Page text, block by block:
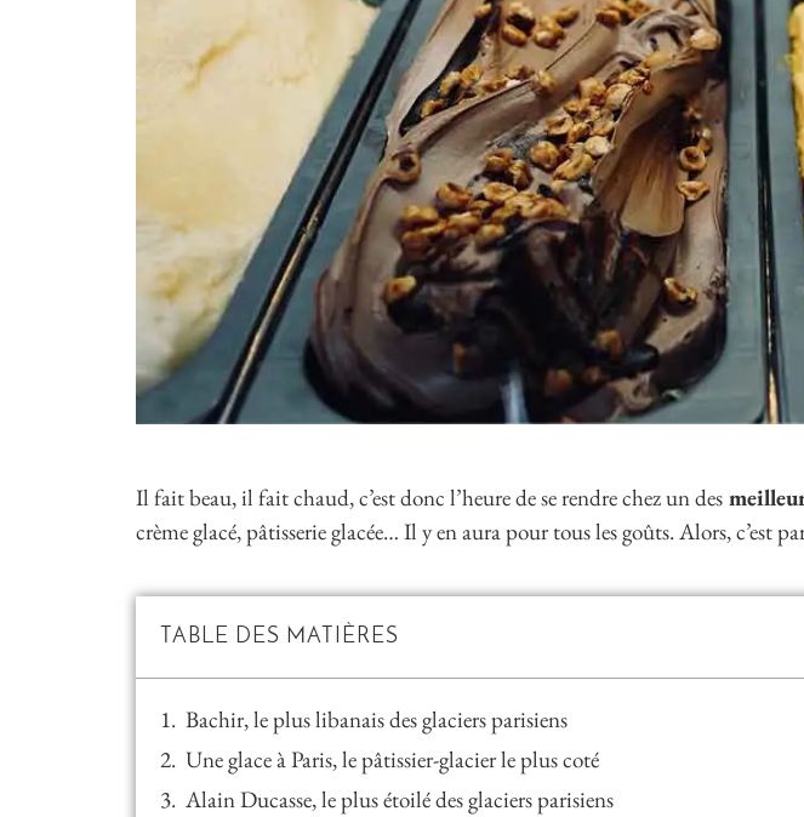
Il fait beau, il fait chaud, c’est donc l’heure de se rendre chez un des
crème glacé, pâtisserie glacée… Il y en aura pour tous les goûts. Alors, c’est
TABLE DES MATIÈRES
Bachir, le plus libanais des glaciers parisiens
Une glace à Paris, le pâtissier-glacier le plus coté
Alain Ducasse, le plus étoilé des glaciers parisiens